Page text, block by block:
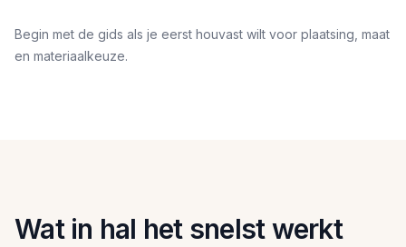
Begin met de gids als je eerst houvast wilt voor plaatsing, maat
en materiaalkeuze.
Wat in hal het snelst werkt